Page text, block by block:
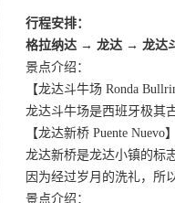
行程安排：
格拉纳达 → 龙达 → 龙达
景点介绍：
【龙达斗牛场 Ronda
龙达斗牛场是西班牙极其
【龙达新桥 Puente Nuevo】
龙达新桥是龙达小镇的标
因为经过岁月的洗礼，所
景点介绍：